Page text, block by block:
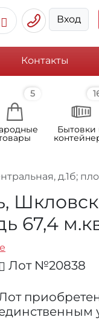
Вход
Контакты
5
Бытовки
д.1б;
67,4
Лот №20838